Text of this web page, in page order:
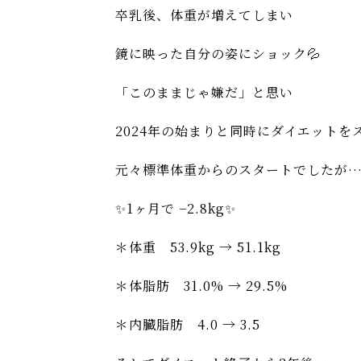
卒乳後、体重が増えてしまい
鏡に映った自分の姿にショック💦
「このままじゃ嫌だ」と思い
2024年の始まりと同時にダイエットを
元々標準体重からのスタートでしたが…
✨1ヶ月で −2.8kg✨
＊体重 53.9kg → 51.1kg
＊体脂肪 31.0% → 29.5%
＊内臓脂肪 4.0 → 3.5